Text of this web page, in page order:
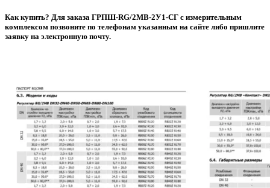
Как купить? Для заказа ГРПШ-RG/2MB-2У1-СГ с измерительным
комплексом позвоните по телефонам указанным на сайте либо пришлите
заявку на электронную почту.